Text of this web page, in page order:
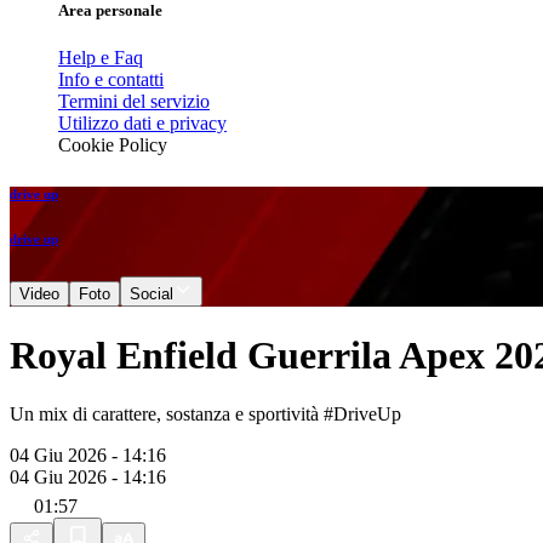
Area personale
Help e Faq
Info e contatti
Termini del servizio
Utilizzo dati e privacy
Cookie Policy
drive up
drive up
Video Foto Social
Royal Enfield Guerrila Apex
Un mix di carattere, sostanza e sportività #DriveUp
04 Giu 2026 - 14:16
04 Giu 2026 - 14:16
01:57